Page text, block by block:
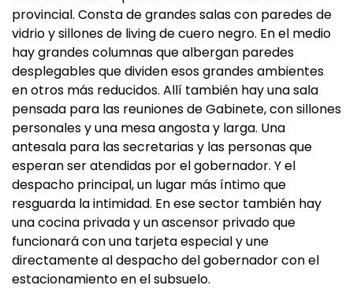
provincial. Consta de grandes salas con paredes de
vidrio y sillones de living de cuero negro. En el medio
hay grandes columnas que albergan paredes
desplegables que dividen esos grandes ambientes
en otros más reducidos. Allí también hay una sala
pensada para las reuniones de Gabinete, con sillones
personales y una mesa angosta y larga. Una
antesala para las secretarias y las personas que
esperan ser atendidas por el gobernador. Y el
despacho principal, un lugar más íntimo que
resguarda la intimidad. En ese sector también hay
una cocina privada y un ascensor privado que
funcionará con una tarjeta especial y une
directamente al despacho del gobernador con el
estacionamiento en el subsuelo.